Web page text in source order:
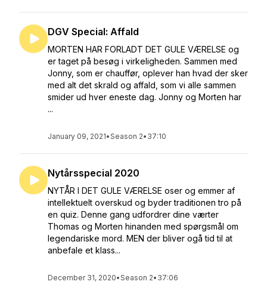
DGV Special: Affald
MORTEN HAR FORLADT DET GULE VÆRELSE og
er taget på besøg i virkeligheden. Sammen med
Jonny, som er chauffør, oplever han hvad der sker
med alt det skrald og affald, som vi alle sammen
smider ud hver eneste dag. Jonny og Morten har
...
January 09, 2021•Season 2• 37:10
Nytårsspecial 2020
NYTÅR I DET GULE VÆRELSE oser og emmer af
intellektuelt overskud og byder traditionen tro på
en quiz. Denne gang udfordrer dine værter
Thomas og Morten hinanden med spørgsmål om
legendariske mord. MEN der bliver ogå tid til at
anbefale et klass...
December 31, 2020•Season 2• 37:06